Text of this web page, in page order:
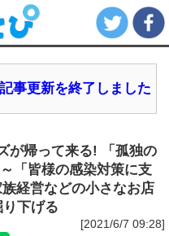
事更新を終了しました
が帰って来る! 「孤独の
「皆様の感染対策に支
経営などの小さなお店
下げる
[2021/6/7 09:28]